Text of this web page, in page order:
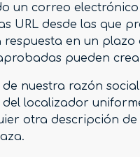
un correo electrónico
URL desde las que
en un plazo
pueden
nuestra razón
localizador
otra descripción